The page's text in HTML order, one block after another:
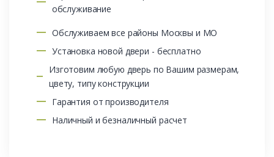
обслуживание
Обслуживаем все районы Москвы и МО
Установка новой двери - бесплатно
Изготовим любую дверь по Вашим размерам,
цвету, типу конструкции
Гарантия от производителя
Наличный и безналичный расчет